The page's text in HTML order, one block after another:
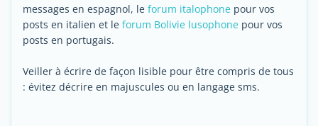
messages en espagnol, le forum italophone pour vos
posts en italien et le forum Bolivie lusophone pour vos
posts en portugais.
Veiller à écrire de façon lisible pour être compris de tous
: évitez décrire en majuscules ou en langage sms.